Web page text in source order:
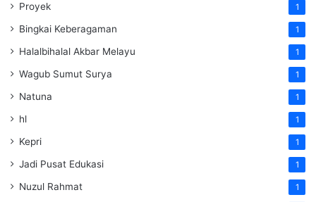
Proyek 1
Bingkai Keberagaman 1
Halalbihalal Akbar Melayu 1
Wagub Sumut Surya 1
Natuna 1
hl 1
Kepri 1
Jadi Pusat Edukasi 1
Nuzul Rahmat 1